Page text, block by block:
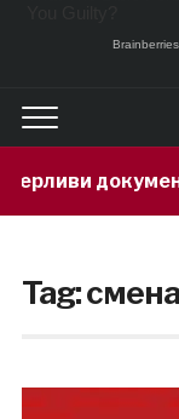
Tag:смена